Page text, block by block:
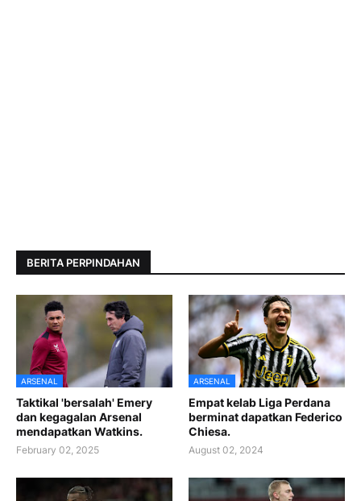
BERITA PERPINDAHAN
ARSENAL
Taktikal 'bersalah' Emery
dan kegagalan Arsenal
mendapatkan Watkins.
February 02, 2025
ARSENAL
Empat kelab Liga Perdana
berminat dapatkan Federico
Chiesa.
August 02, 2024